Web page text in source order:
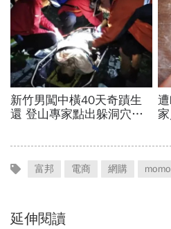
富邦 電商 網購 momo
延伸閱讀